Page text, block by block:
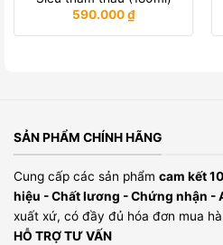
590.000₫
SẢN PHẨM CHÍNH HÃNG
Cung cấp các sản phẩm cam kết
hiệu - Chất lương - Chứng nhận -
xuất xứ, có đầy đủ hóa đơn mua
HỖ TRỢ TƯ VẤN